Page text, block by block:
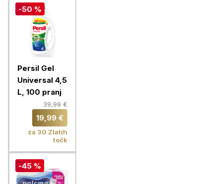
-50 %
Persil Gel
Universal 4,5
L, 100 pranj
39,99 €
19,99 €
za 30 Zlatih
točk
-45 %